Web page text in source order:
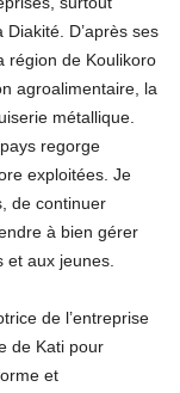
D’après ses
région de Koulikoro
agroalimentaire, la
métallique.
regorge
exploitées. Je
de continuer
à bien gérer
aux jeunes.
de l’entreprise
de Kati pour
et